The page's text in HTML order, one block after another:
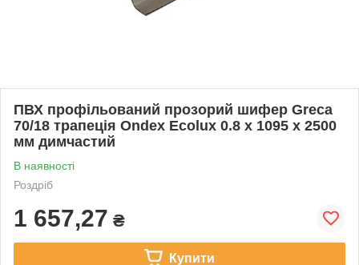
ПВХ профільований прозорий шифер Greca
70/18 трапеція Ondex Ecolux 0.8 x 1095 x 2500
мм димчастий
В наявності
Роздріб
1 657,27 ₴
Купити